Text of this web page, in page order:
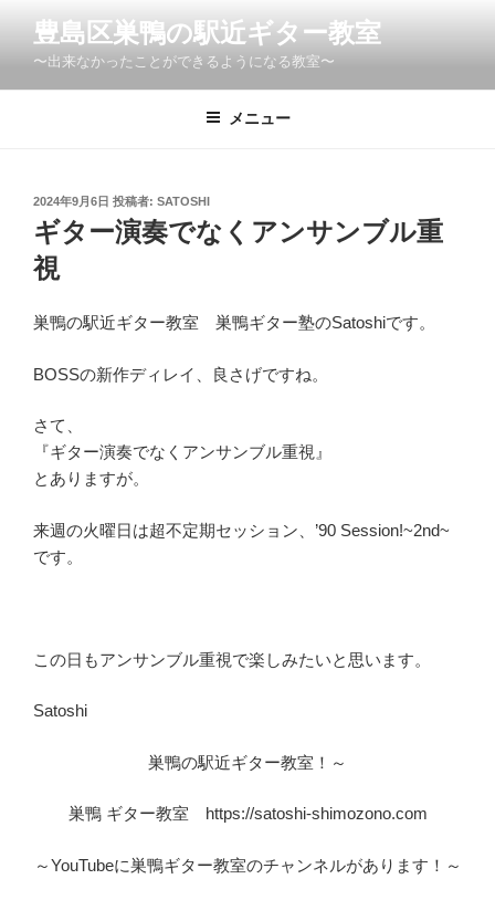
ン
豊島区巣鴨の駅近ギター教室
〜出来なかったことができるようになる教室〜
メニュー
投
稿
日:
2024年9月6日 投稿者: SATOSHI
ギター演奏でなくアンサンブル重
視
巣鴨の駅近ギター教室 巣鴨ギター塾のSatoshiです。
BOSSの新作ディレイ、良さげですね。
さて、
『ギター演奏でなくアンサンブル重視』
とありますが。
来週の火曜日は超不定期セッション、’90 Session!~2nd~
です。
この日もアンサンブル重視で楽しみたいと思います。
Satoshi
巣鴨の駅近ギター教室！～
巣鴨 ギター教室 https://satoshi-shimozono.com
～YouTubeに巣鴨ギター教室のチャンネルがあります！～